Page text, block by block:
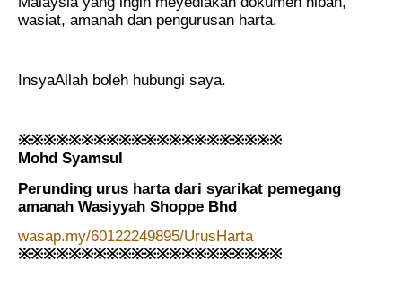
wasiat, amanah dan pengurusan harta.
InsyaAllah boleh hubungi saya.
※※※※※※※※※※※※※※※※※※※※※
Mohd Syamsul
Perunding urus harta dari syarikat pemegang
amanah Wasiyyah Shoppe Bhd
wasap.my/60122249895/UrusHarta
※※※※※※※※※※※※※※※※※※※※※